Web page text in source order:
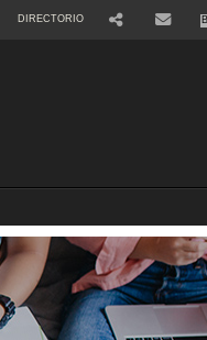
DIRECTORIO